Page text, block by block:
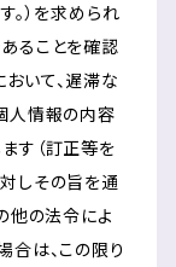
。）を求められ
ることを確認
いて、遅滞な
人情報の内容
す（訂正等を
しその旨を通
他の法令によ
合は、この限り